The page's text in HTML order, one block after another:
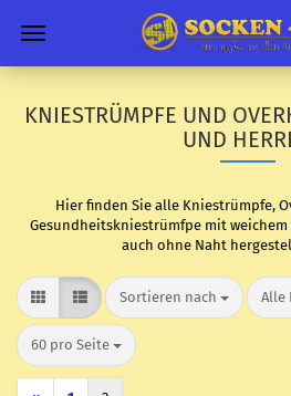
KNIESTRÜMPFE UND
UND
Hier finden Sie alle Kniestrümpfe,
Gesundheitskniestrümfpe mit
auch ohne Naht
Sortieren nach
Sortieren nach Alle
pro
60 pro Seite
pro Seite